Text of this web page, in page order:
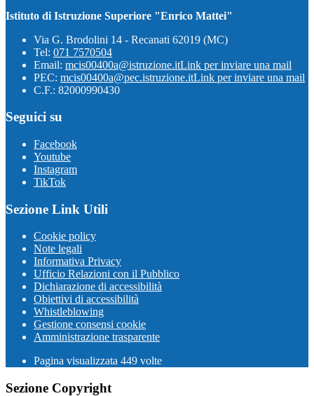
Istituto di Istruzione Superiore "Enrico Mattei"
Via G. Brodolini 14 - Recanati 62019 (MC)
Tel: 071 7570504
Email: mcis00400a@istruzione.itLink per inviare una mail
PEC: mcis00400a@pec.istruzione.itLink per inviare una mail
C.F.: 82000990430
Seguici su
Facebook
Youtube
Instagram
TikTok
Sezione Link Utili
Cookie policy
Note legali
Informativa Privacy
Ufficio Relazioni con il Pubblico
Dichiarazione di accessibilità
Obiettivi di accessibilità
Whistleblowing
Gestione consensi cookie
Amministrazione trasparente
Pagina visualizzata 449 volte
Sezione Copyright